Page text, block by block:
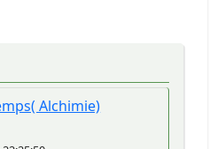
Alchimie)